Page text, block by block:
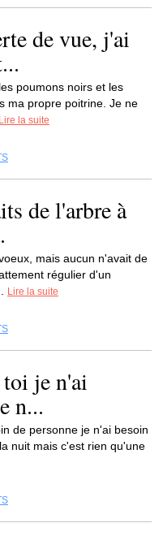
de vue, j'ai
poumons noirs et les
ma propre poitrine. Je ne
Lire la suite
de l'arbre à
mais aucun n'avait de
régulier d'un
Lire la suite
toi je n'ai
n...
de personne je n'ai besoin
nuit mais c'est rien qu'une